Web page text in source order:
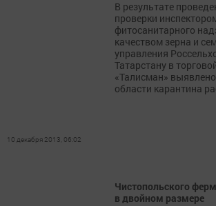
В результате
проверки
фитосанитарного
качеством зерна и
управления
Татарстану в
«Талисман»
области карантина
10 декабря 2013, 06:02
Чистопольского
в двойном размере